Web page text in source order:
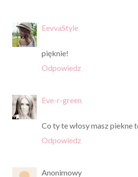
EevvaStyle
pięknie!
Odpowiedz
Eve-r-green
Co ty te włosy masz piekne
Odpowiedz
Anonimowy